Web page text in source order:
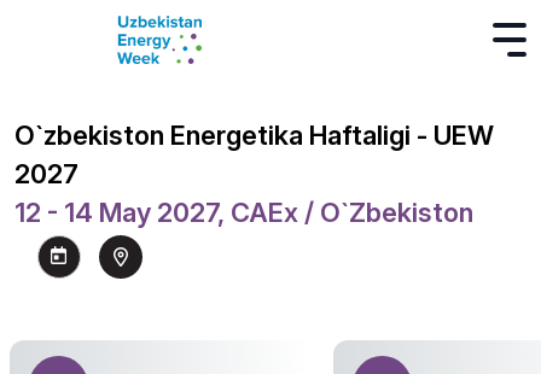
O`zbekiston Energetika Haftaligi - UEW
2027
12 - 14 May 2027, CAEx / O`zbekiston